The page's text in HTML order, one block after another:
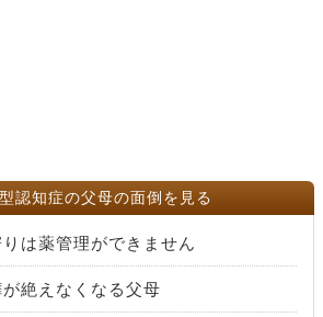
認知症の父母の面倒を見る
は薬管理ができません
絶えなくなる父母